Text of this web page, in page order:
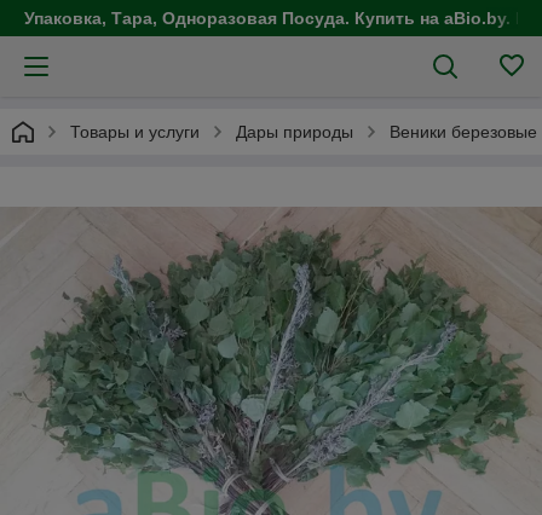
Упаковка, Тара, Одноразовая Посуда. Купить на aBio.by.
Товары и услуги Дары природы Веники